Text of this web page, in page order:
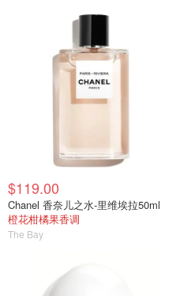
$119.00
Chanel 香奈儿之水-里维埃拉50ml
橙花柑橘果香调
The Bay